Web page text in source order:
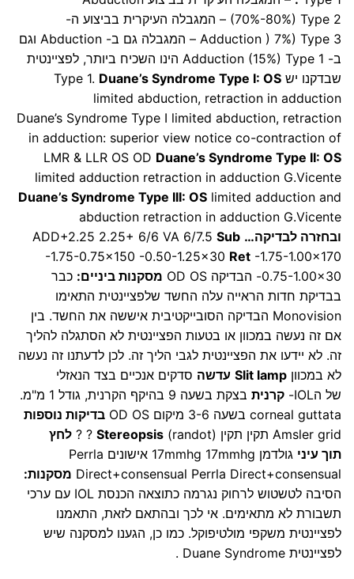
(70%-80%) Type 2 – המגבלה העיקרית בביצוע ה-
Adduction ) 7%) Type 3 – המגבלה גם ב- Abduction וגם
ב- Adduction (15%) Type 1 הינו השכיח ביותר, לפציינטית
שבדקנו יש Type 1. Duane’s Syndrome Type I: OS
limited abduction, retraction in adduction
Duane’s Syndrome Type I limited abduction, retraction
in adduction: superior view notice co-contraction of
LMR & LLR OS OD Duane’s Syndrome Type II: OS
limited adduction retraction in adduction G.Vicente
Duane’s Syndrome Type III: OS limited adduction and
abduction retraction in adduction G.Vicente
ובחזרה לבדיקה… Sub
-1.75-0.75×150 -0.50-1.25×30 Ret -1.75-1.00×170
-0.75-1.00×30 הבדיקה OD OS
מסקנות ביניים: כבר
בבדיקת חדות הראייה עלה החשד שלפציינטית התאימו
Monovision הבדיקה הסובייקטיבית איששה את החשד. בין
אם זה נעשה במכוון או בטעות הפציינטית לא הסתגלה להליך
זה. לא יידעו את הפציינטית לגבי הליך זה. לכן לדעתנו זה נעשה
לא במכוון Slit lamp עדשה סדקים אנכיים בצד הנאזלי
של הIOL-
קרנית
בצקת בשעה 9 בהיקף הקרנית, גודל 1 מ"מ.
corneal guttata בשעה 3-6 מיקום OD OS
בדיקות נוספות
Amsler grid תקין תקין
Stereopsis (randot) ? ?
לחץ
תוך עיני
גולדמן 17mmhg 17mmhg אישונים Perrla
Direct+consensual Perrla Direct+consensual מסקנות:
הסיבה לטשטוש לרחוק נגרמה כתוצאה הכנסת IOL עם ערכי
תשבורת לא מתאימים. אי לכך ובהתאם לזאת, התאמנו
לפציינטית משקפי מולטיפוקל. כמו כן, הגענו למסקנה שיש
לפציינטית Duane Syndrome .